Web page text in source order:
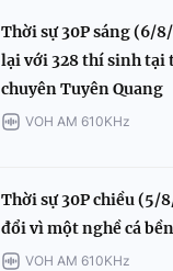
Thời sự 30P sáng (6/
lại với 328 thí sinh tại
chuyên Tuyên Quang
VOH AM 610KHz
Thời sự 30P chiều (5/
đổi vì một nghề cá
VOH AM 610KHz